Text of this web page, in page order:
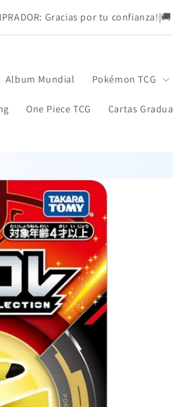
Gracias por tu confianza!|
Album Mundial Pokémon TCG
One Piece TCG Cartas